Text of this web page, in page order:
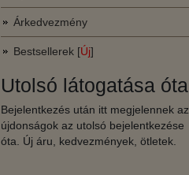
Árkedvezmény
Bestsellerek [Új]
Utolsó látogatása óta
Bejelentkezés után itt megjelennek az
újdonságok az utolsó bejelentkezése
óta. Új áru, kedvezmények, ötletek.